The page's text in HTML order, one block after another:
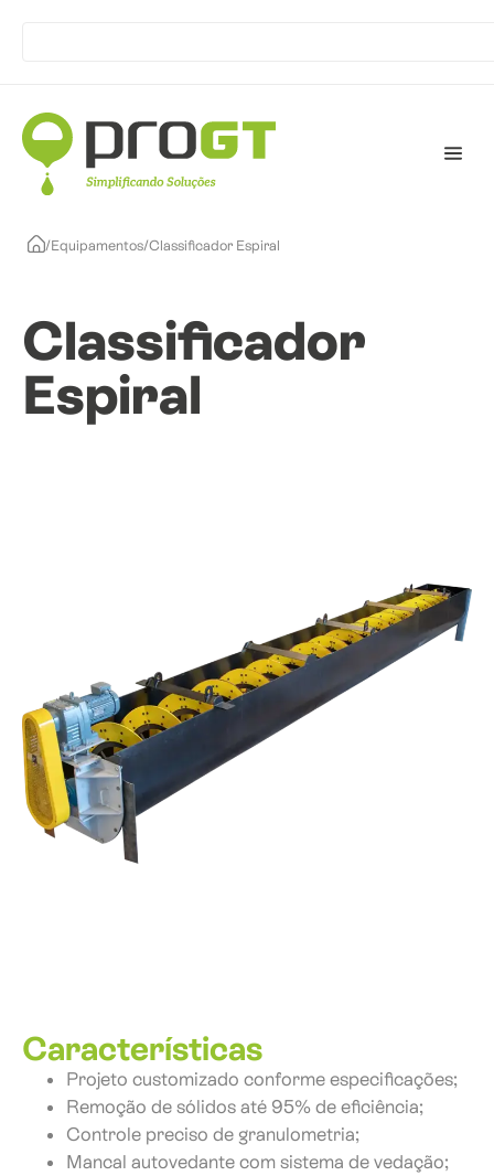
/Equipamentos/Classificador Espiral
Classificador
Espiral
Características
Projeto customizado conforme especificações;
Remoção de sólidos até 95% de eficiência;
Controle preciso de granulometria;
Mancal autovedante com sistema de vedação;